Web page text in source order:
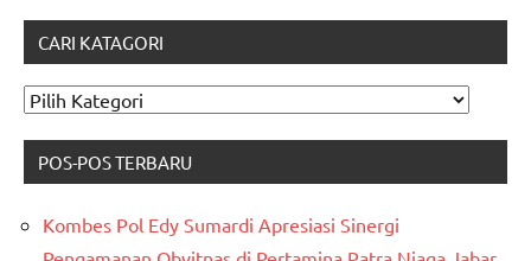
CARI KATAGORI
CARI
POS-POS TERBARU
Kombes Pol Edy Sumardi Apresiasi Sinergi